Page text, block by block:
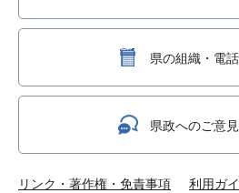
県の組織・電
県政へのご意
リンク・著作権・免責事項 利用ガ